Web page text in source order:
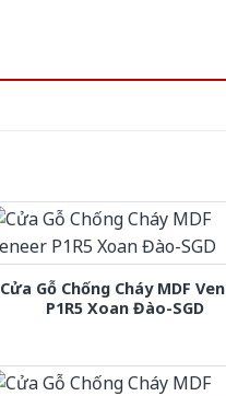
Cửa Gỗ Chống Cháy MDF
P1R5 Xoan Đào-SGD